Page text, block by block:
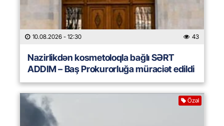
10.08.2026 - 12:30 43
Nazirlikdən kosmetoloqla bağlı SƏRT
ADDIM – Baş Prokurorluğa müraciət edildi
Özəl